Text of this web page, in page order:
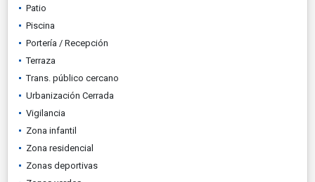
Patio
Piscina
Portería / Recepción
Terraza
Trans. público cercano
Urbanización Cerrada
Vigilancia
Zona infantil
Zona residencial
Zonas deportivas